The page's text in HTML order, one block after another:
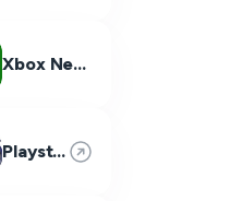
Xbox Network
Playstation Network